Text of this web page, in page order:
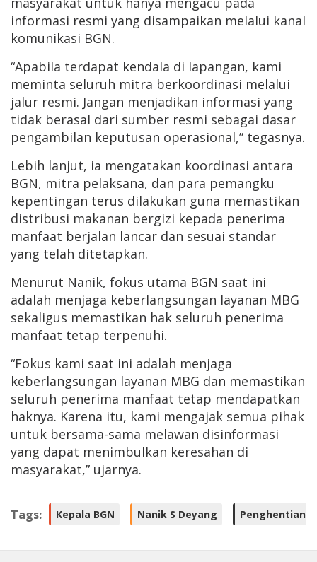
informasi resmi yang disampaikan melalui kanal
komunikasi BGN.
“Apabila terdapat kendala di lapangan, kami
meminta seluruh mitra berkoordinasi melalui
jalur resmi. Jangan menjadikan informasi yang
tidak berasal dari sumber resmi sebagai dasar
pengambilan keputusan operasional,” tegasnya.
Lebih lanjut, ia mengatakan koordinasi antara
BGN, mitra pelaksana, dan para pemangku
kepentingan terus dilakukan guna memastikan
distribusi makanan bergizi kepada penerima
manfaat berjalan lancar dan sesuai standar
yang telah ditetapkan.
Menurut Nanik, fokus utama BGN saat ini
adalah menjaga keberlangsungan layanan MBG
sekaligus memastikan hak seluruh penerima
manfaat tetap terpenuhi.
“Fokus kami saat ini adalah menjaga
keberlangsungan layanan MBG dan memastikan
seluruh penerima manfaat tetap mendapatkan
haknya. Karena itu, kami mengajak semua pihak
untuk bersama-sama melawan disinformasi
yang dapat menimbulkan keresahan di
masyarakat,” ujarnya.
Tags: Kepala BGN Nanik S Deyang Penghentian